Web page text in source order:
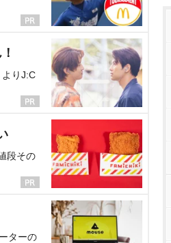
りJ:C
段その
ターの